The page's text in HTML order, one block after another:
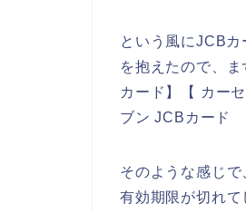
という風にJCB
を抱えたので、
カード】【 カー
ブン JCBカード
そのような感じ
有効期限が切れ